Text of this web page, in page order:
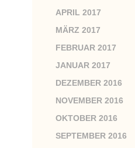
APRIL 2017
MÄRZ 2017
FEBRUAR 2017
JANUAR 2017
DEZEMBER 2016
NOVEMBER 2016
OKTOBER 2016
SEPTEMBER 2016